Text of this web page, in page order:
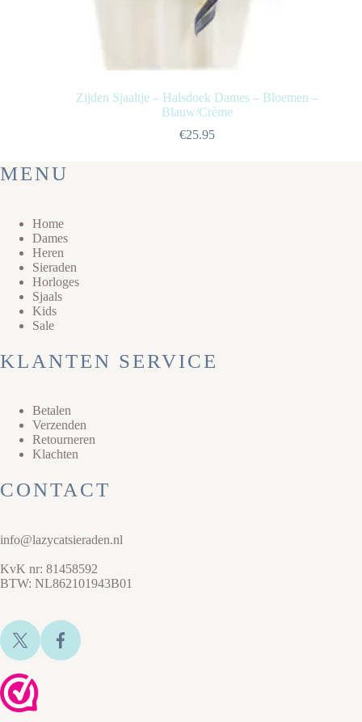
Zijden Sjaaltje – Halsdoek Dames – Bloemen –
Blauw/Crème
€25.95
MENU
Home
Dames
Heren
Sieraden
Horloges
Sjaals
Kids
Sale
KLANTEN SERVICE
Betalen
Verzenden
Retourneren
Klachten
CONTACT
info@lazycatsieraden.nl
KvK nr: 81458592
BTW: NL862101943B01